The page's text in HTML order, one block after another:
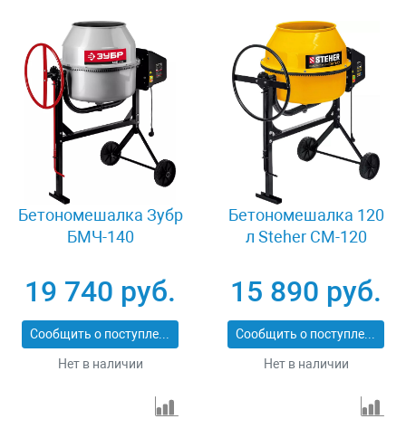
Бетономешалка Зубр
БМЧ-140
19 740 руб.
Сообщить о поступлении
Нет в наличии
Бетономешалка 120
л Steher CM-120
15 890 руб.
Сообщить о поступлении
Нет в наличии